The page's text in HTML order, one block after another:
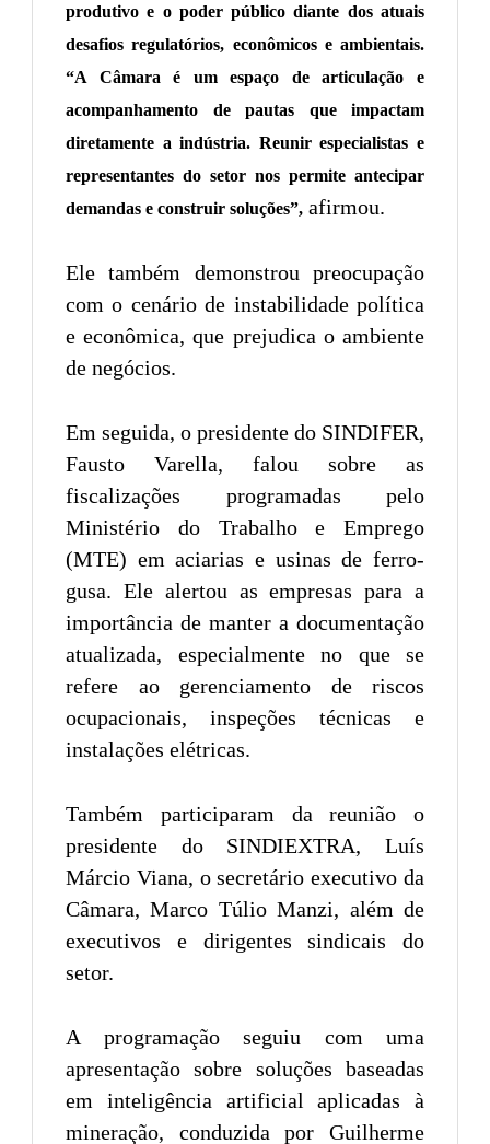
produtivo e o poder público diante dos atuais
desafios regulatórios, econômicos e ambientais.
“A Câmara é um espaço de articulação e
acompanhamento de pautas que impactam
diretamente a indústria. Reunir especialistas e
representantes do setor nos permite antecipar
demandas e construir soluções”, afirmou.
Ele também demonstrou preocupação
com o cenário de instabilidade política
e econômica, que prejudica o ambiente
de negócios.
Em seguida, o presidente do SINDIFER,
Fausto Varella, falou sobre as
fiscalizações programadas pelo
Ministério do Trabalho e Emprego
(MTE) em aciarias e usinas de ferro-
gusa. Ele alertou as empresas para a
importância de manter a documentação
atualizada, especialmente no que se
refere ao gerenciamento de riscos
ocupacionais, inspeções técnicas e
instalações elétricas.
Também participaram da reunião o
presidente do SINDIEXTRA, Luís
Márcio Viana, o secretário executivo da
Câmara, Marco Túlio Manzi, além de
executivos e dirigentes sindicais do
setor.
A programação seguiu com uma
apresentação sobre soluções baseadas
em inteligência artificial aplicadas à
mineração, conduzida por Guilherme